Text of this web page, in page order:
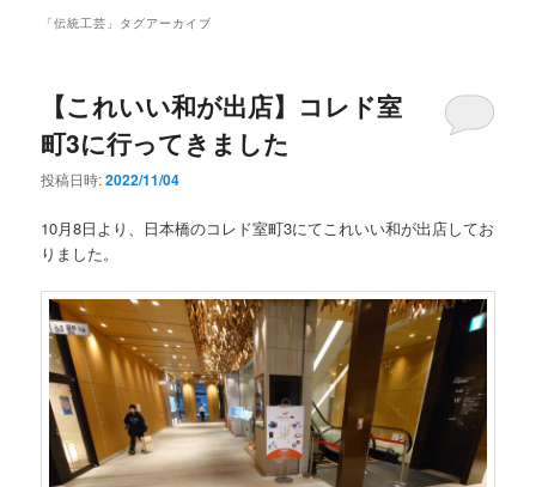
「伝統工芸 」タグアーカイブ
【これいい和が出店】コレド室
町3に行ってきました
投稿日時:2022/11/04
10月8日より、日本橋のコレド室町3にてこれいい和が出店してお
りました。